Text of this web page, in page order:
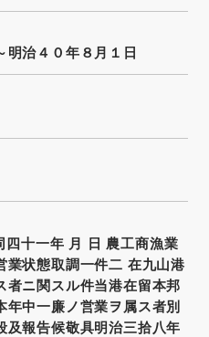
明治４０年８月１日
四十一年 月 日 農工商漁業
業状態取調一件二 在九山港
者ニ関スル件当港在留本邦
年中一廉ノ営業ヲ属ス者別
及報告候敬具明治三拾八年